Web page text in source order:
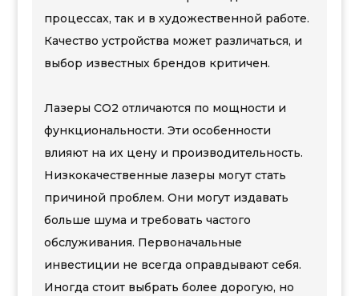
процессах, так и в художественной работе.
Качество устройства может различаться, и
выбор известных брендов критичен.
Лазеры CO2 отличаются по мощности и
функциональности. Эти особенности
влияют на их цену и производительность.
Низкокачественные лазеры могут стать
причиной проблем. Они могут издавать
больше шума и требовать частого
обслуживания. Первоначальные
инвестиции не всегда оправдывают себя.
Иногда стоит выбрать более дорогую, но